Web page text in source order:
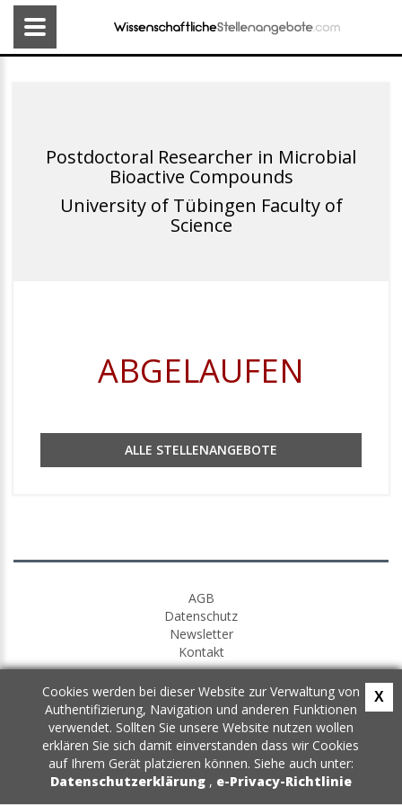
Postdoctoral Researcher in Microbial
Bioactive Compounds
University of Tübingen Faculty of
Science
ABGELAUFEN
ALLE STELLENANGEBOTE
AGB
Datenschutz
Newsletter
Kontakt
Cookies werden bei dieser Website zur Verwaltung von
Authentifizierung, Navigation und anderen Funktionen
verwendet. Sollten Sie unsere Website nutzen wollen
erklären Sie sich damit einverstanden dass wir Cookies
auf Ihrem Gerät platzieren können. Siehe auch unter:
Datenschutzerklärung , e-Privacy-Richtlinie
X